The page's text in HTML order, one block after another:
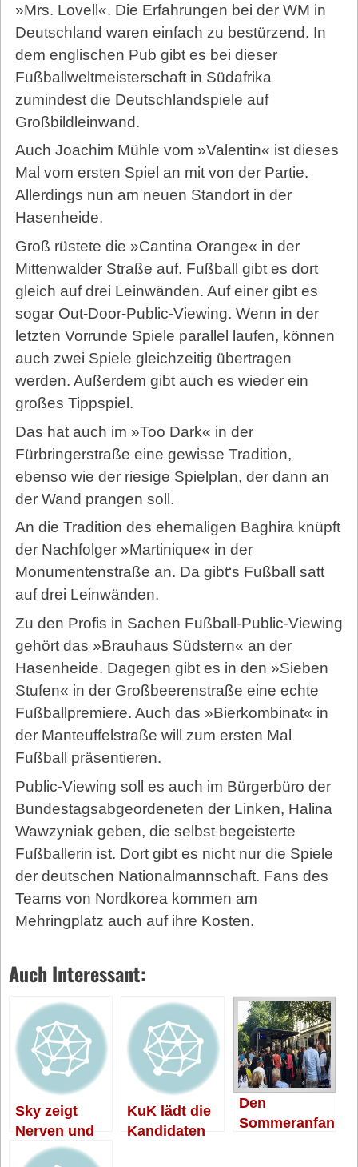
»Mrs. Lovell«. Die Erfahrungen bei der WM in
Deutschland waren einfach zu bestürzend. In
dem englischen Pub gibt es bei dieser
Fußballweltmeisterschaft in Südafrika
zumindest die Deutschlandspiele auf
Großbildleinwand.
Auch Joachim Mühle vom »Valentin« ist dieses
Mal vom ersten Spiel an mit von der Partie.
Allerdings nun am neuen Standort in der
Hasenheide.
Groß rüstete die »Cantina Orange« in der
Mittenwalder Straße auf. Fußball gibt es dort
gleich auf drei Leinwänden. Auf einer gibt es
sogar Out-Door-Public-Viewing. Wenn in der
letzten Vorrunde Spiele parallel laufen, können
auch zwei Spiele gleichzeitig übertragen
werden. Außerdem gibt auch es wieder ein
großes Tippspiel.
Das hat auch im »Too Dark« in der
Fürbringerstraße eine gewisse Tradition,
ebenso wie der riesige Spielplan, der dann an
der Wand prangen soll.
An die Tradition des ehemaligen Baghira knüpft
der Nachfolger »Martinique« in der
Monumentenstraße an. Da gibt‘s Fußball satt
auf drei Leinwänden.
Zu den Profis in Sachen Fußball-Public-Viewing
gehört das »Brauhaus Südstern« an der
Hasenheide. Dagegen gibt es in den »Sieben
Stufen« in der Großbeerenstraße eine echte
Fußballpremiere. Auch das »Bierkombinat« in
der Manteuffelstraße will zum ersten Mal
Fußball präsentieren.
Public-Viewing soll es auch im Bürgerbüro der
Bundestagsabgeordeneten der Linken, Halina
Wawzyniak geben, die selbst begeisterte
Fußballerin ist. Dort gibt es nicht nur die Spiele
der deutschen Nationalmannschaft. Fans des
Teams von Nordkorea kommen am
Mehringplatz auch auf ihre Kosten.
Auch Interessant:
Sky zeigt
Nerven und
die Wirte die
KuK lädt die
Kandidaten
Den
Sommeranfan